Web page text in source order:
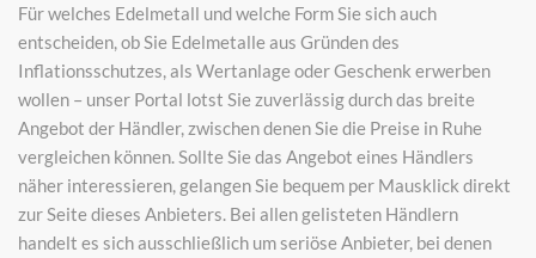
Für welches Edelmetall und welche Form Sie sich auch
entscheiden, ob Sie Edelmetalle aus Gründen des
Inflationsschutzes, als Wertanlage oder Geschenk erwerben
wollen – unser Portal lotst Sie zuverlässig durch das breite
Angebot der Händler, zwischen denen Sie die Preise in Ruhe
vergleichen können. Sollte Sie das Angebot eines Händlers
näher interessieren, gelangen Sie bequem per Mausklick direkt
zur Seite dieses Anbieters. Bei allen gelisteten Händlern
handelt es sich ausschließlich um seriöse Anbieter, bei denen